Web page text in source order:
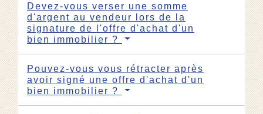
Devez-vous verser une somme
d'argent au vendeur lors de la
signature de l'offre d'achat d'un
bien immobilier ?
Pouvez-vous vous rétracter après
avoir signé une offre d'achat d'un
bien immobilier ?